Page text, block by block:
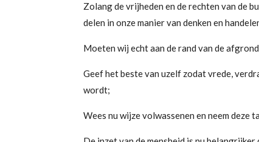
Zolang de vrijheden en de rechten van de
delen in onze manier van denken en
Moeten wij echt aan de rand van de
Geef het beste van uzelf zodat vrede,
wordt;
Wees nu wijze volwassenen en neem deze